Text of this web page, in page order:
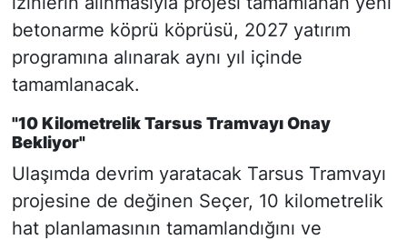
betonarme köprü köprüsü, 2027 yatırım
programına alınarak aynı yıl içinde
tamamlanacak.
"10 Kilometrelik Tarsus Tramvayı Onay
Bekliyor"
Ulaşımda devrim yaratacak Tarsus Tramvayı
projesine de değinen Seçer, 10 kilometrelik
hat planlamasının tamamlandığını ve